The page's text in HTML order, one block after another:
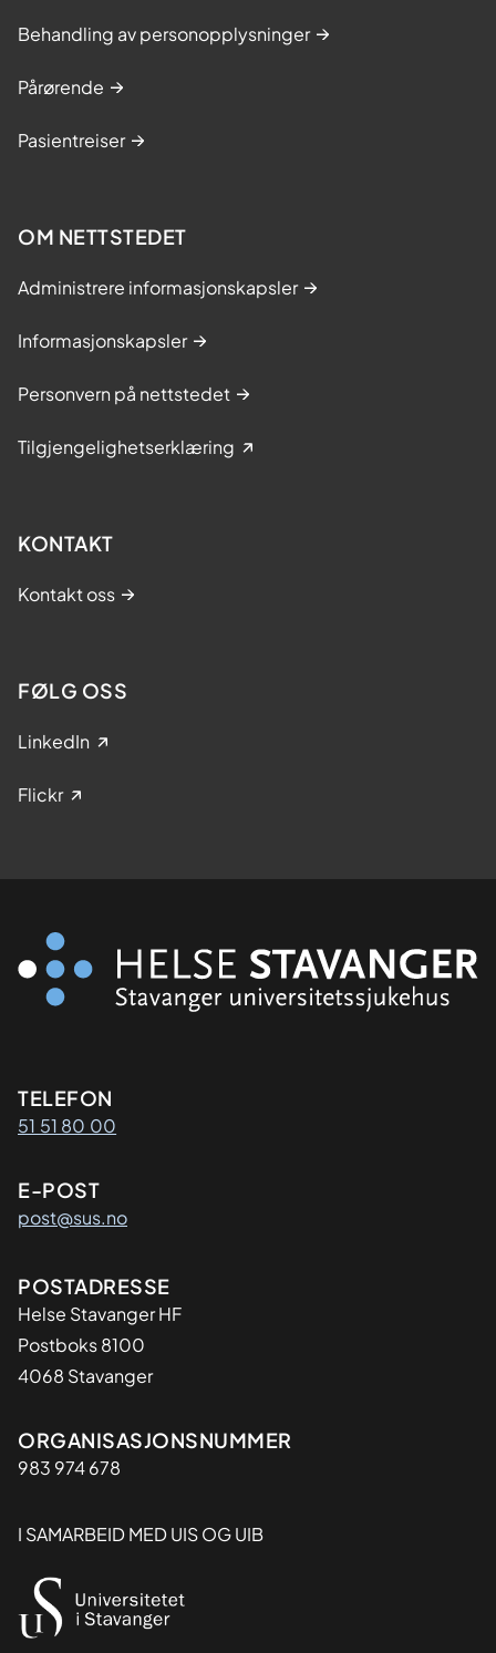
Behandling av personopplysninger
Pårørende
Pasientreiser
OM NETTSTEDET
Administrere informasjonskapsler
Informasjonskapsler
Personvern på nettstedet
Tilgjengelighetserklæring
KONTAKT
Kontakt oss
FØLG OSS
LinkedIn
Flickr
Kontaktinformasjon
TELEFON
51 51 80 00
E-POST
post@sus.no
Adresse
POSTADRESSE
Helse Stavanger HF
Postboks 8100
4068 Stavanger
Organisasjon
ORGANISASJONSNUMMER
983 974 678
I SAMARBEID MED UIS OG UIB